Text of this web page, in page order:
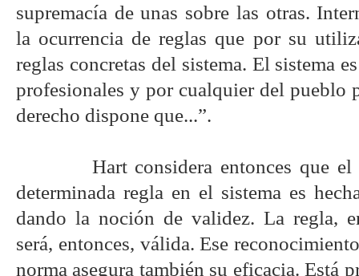
supremacía de unas sobre las otras.
la ocurrencia de reglas que por su
reglas concretas del sistema. El sistema
profesionales y por cualquier del pueblo
derecho dispone que...”.
Hart considera entonces que
determinada regla en el sistema es
dando la noción de validez. La regla,
será, entonces, válida. Ese
norma asegura también su eficacia. Está